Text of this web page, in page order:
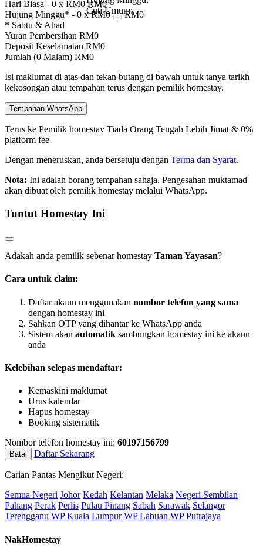
Hari Biasa - 0 x RM0 RM0
Hujung Minggu* - 0 x RM0
Cuti Umum:RM0
* Sabtu & Ahad
Yuran Pembersihan RM0
Deposit Keselamatan RM0
Jumlah (0 Malam) RM0
Isi maklumat di atas dan tekan butang di bawah untuk tanya tarikh
kekosongan atau tempahan terus dengan pemilik homestay.
Tempahan WhatsApp
Terus ke Pemilik homestay Tiada Orang Tengah Lebih Jimat & 0%
platform fee
Dengan meneruskan, anda bersetuju dengan Terma dan Syarat.
Nota: Ini adalah borang tempahan sahaja. Pengesahan muktamad
akan dibuat oleh pemilik homestay melalui WhatsApp.
Tuntut Homestay Ini
Adakah anda pemilik sebenar homestay Taman Yayasan?
Cara untuk claim:
Daftar akaun menggunakan nombor telefon yang sama
dengan homestay ini
Sahkan OTP yang dihantar ke WhatsApp anda
Sistem akan automatik sambungkan homestay ini ke akaun
anda
Kelebihan selepas mendaftar:
Kemaskini maklumat
Urus kalendar
Hapus homestay
Booking sistematik
Nombor telefon homestay ini: 60197156799
Batal Daftar Sekarang
Carian Pantas Mengikut Negeri:
Semua Negeri Johor Kedah Kelantan Melaka Negeri Sembilan
Pahang Perak Perlis Pulau Pinang Sabah Sarawak Selangor
Terengganu WP Kuala Lumpur WP Labuan WP Putrajaya
NakHomestay